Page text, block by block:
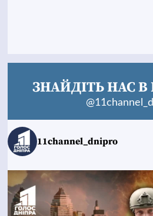
ЗНАЙДІТЬ НАС В
11channel_dnipro